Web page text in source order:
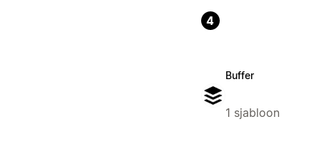
4
Buffer
1 sjabloon